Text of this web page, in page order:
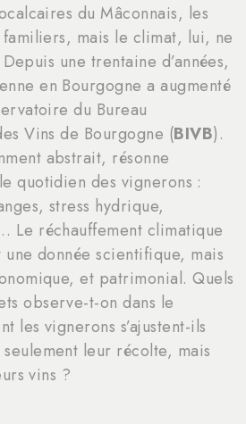
du Mâconnais, les
mais le climat, lui, ne
une trentaine d’années,
en Bourgogne a augmenté
du Bureau
Vins de Bourgogne (BIVB).
abstrait, résonne
quotidien des vignerons :
stress hydrique,
Le réchauffement climatique
une donnée scientifique, mais
et patrimonial. Quels
observe-t-on dans le
les vignerons s’ajustent-ils
leur récolte, mais
vins ?